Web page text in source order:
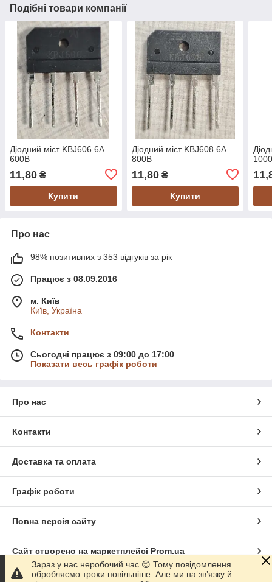
Подібні товари компанії
Діодний міст KBJ606 6А
600В
11,80 ₴
Купити
Діодний міст KBJ608 6А
800В
11,80₴
Купити
Про нас
98% позитивних з 353 відгуків за рік
Працює з 08.09.2016
м. Київ
Київ, Україна
Контакти
Сьогодні працює з 09:00 до 17:00
Показати весь графік роботи
Про нас
Контакти
Доставка та оплата
Графік роботи
Повна версія сайту
Сайт створено на маркетплейсі Prom.ua
Зараз у нас неробочий час 😊 Тому повідомлення
обробляємо трохи повільніше. Але ми на зв’язку й